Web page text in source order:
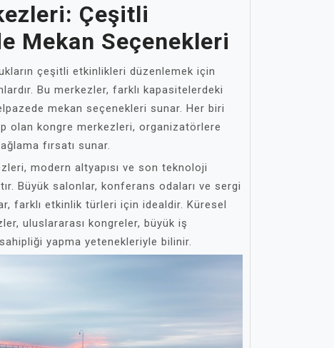
Çeşitli
Mekan Seçenekleri
çeşitli etkinlikleri düzenlemek için
Bu merkezler, farklı kapasitelerdeki
mekan seçenekleri sunar. Her biri
olan kongre merkezleri, organizatörlere
fırsatı sunar.
modern altyapısı ve son teknoloji
Büyük salonlar, konferans odaları ve sergi
farklı etkinlik türleri için idealdir. Küresel
uluslararası kongreler, büyük iş
yapma yetenekleriyle bilinir.